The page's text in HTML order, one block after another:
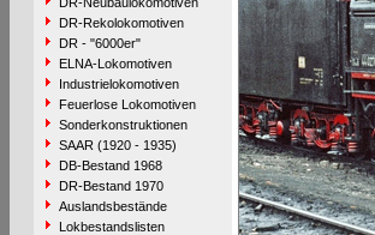
DR-Rekolokomotiven
DR - "6000er"
ELNA-Lokomotiven
Industrielokomotiven
Feuerlose Lokomotiven
Sonderkonstruktionen
SAAR (1920 - 1935)
DB-Bestand 1968
DR-Bestand 1970
Auslandsbestände
Lokbestandslisten